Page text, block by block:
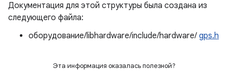
Документация для этой структуры была создана из
следующего файла:
оборудование/libhardware/include/hardware/ gps.h
Эта информация оказалась полезной?